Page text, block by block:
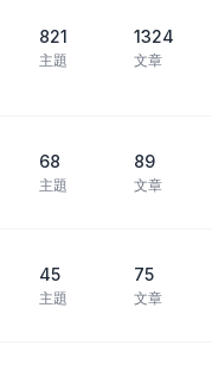
821
主題
1324
文章
68
主題
89
文章
45
主題
75
文章